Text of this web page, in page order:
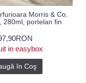
Morris & Co.
280ml, portelan fin
in easybox
în Coş